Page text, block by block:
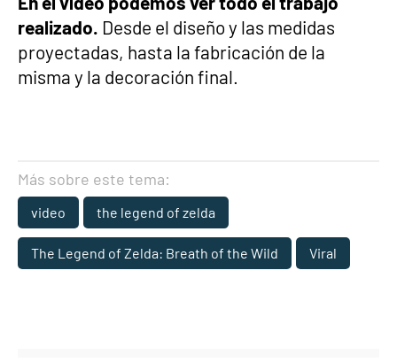
realizado. Desde el diseño y las medidas
proyectadas, hasta la fabricación de la
misma y la decoración final.
Más sobre este tema:
video the legend of zelda
The Legend of Zelda: Breath of the Wild Viral